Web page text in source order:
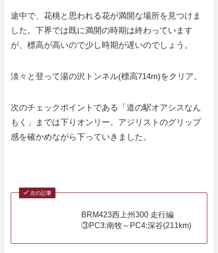
途中で、花桃と思われる花が満開な場所を見つけま
した。下界では既に満開の時期は終わっています
が、標高が高いので少し時期が遅いのでしょう。
淡々と登って湯の沢トンネル(標高714m)をクリア。
次のチェックポイントである「道の駅オアシスなん
もく」までは下りオンリー。アジリストのグリップ
感を確かめながら下っていきました。
次の記事
BRM423西上州300 走行編
③PC3:南牧～PC4:深谷(211km)